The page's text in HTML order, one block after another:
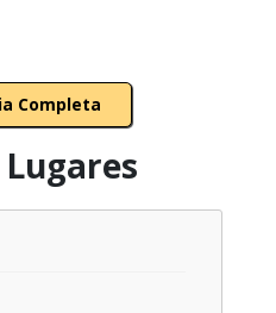
Completa